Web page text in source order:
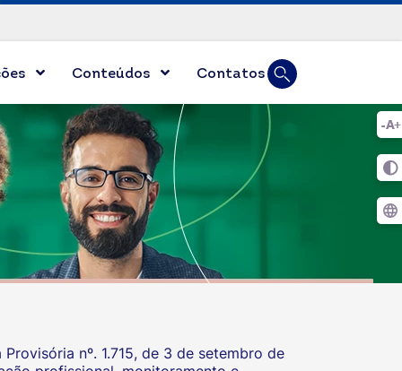
Busca
Digite duas ou
Conteúdos Contatos
nº. 1.715, de 3 de setembro de